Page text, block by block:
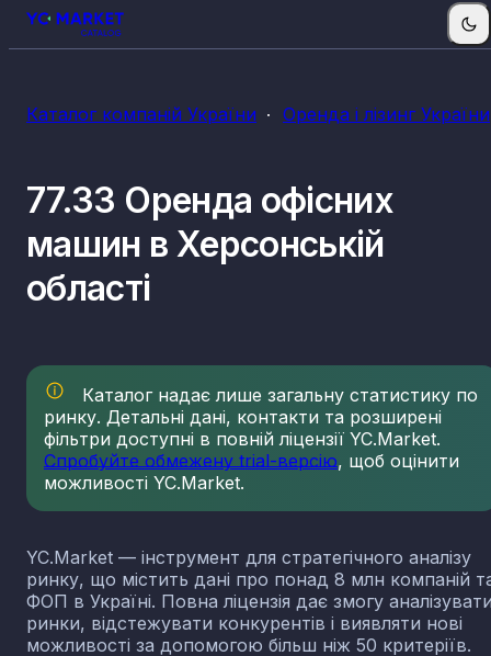
Каталог компаній України Оренда і лізинг України
77.33 Оренда офісних
машин в Херсонській
області
Каталог надає лише загальну статистику по
ринку. Детальні дані, контакти та розширені
фільтри доступні в повній ліцензії YC.Market.
Спробуйте обмежену trial-версію, щоб оцінити
можливості YC.Market.
YC.Market — інструмент для стратегічного аналізу
ринку, що містить дані про понад 8 млн компаній
ФОП в Україні. Повна ліцензія дає змогу
ринки, відстежувати конкурентів і виявляти нові
можливості за допомогою більш ніж 50 критеріїв.